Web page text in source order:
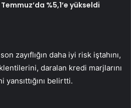
%5,1’e yükseldi
zayıflığın daha iyi risk iştahını,
daralan kredi marjlarını
belirtti.